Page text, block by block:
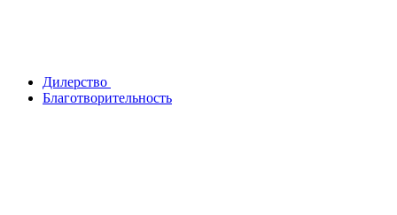
Дилерство
Благотворительность